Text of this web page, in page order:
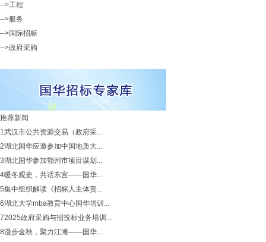
-->工程
-->服务
-->国际招标
-->政府采购
推荐新闻
1武汉市公共资源交易（政府采...
2湖北国华应邀参加中国地质大...
3湖北国华参加鄂州市项目谋划...
4暖冬观史，共话东宫——国华...
5集中组织解读《招标人主体责...
6湖北大学mba教育中心国华培训...
72025政府采购与招投标业务培训...
8漫步金秋，聚力江滩——国华...